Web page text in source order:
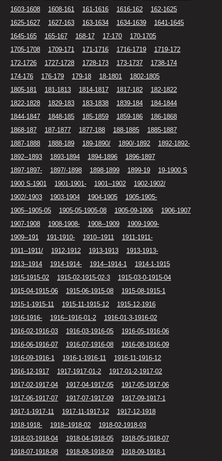
1603-1608
1608-161 161-1616 1616-162
162-1625
1625-1627
1627-163 163-1634 1634-1639
1641-1645
1645-165
165-167 168-17 17-170
170-1705
1705-1708
1709-171 171-1716 1716-1719
1719-172
172-1726
1727-1728 1728-173 173-1737
1738-174
174-176
176-179 179-18 18-1801
1802-1805
1805-181
181-1813 1814-1817 1817-182
182-1822
1822-1828
1829-183 183-1838 1839-184
184-1844
1844-1847
1848-185 185-1859 1859-186
186-1868
1868-187
187-1877 1877-188 188-1885
1885-1887
1887-1888
1888-189 189-1890/ 1890/-1892
1892-1892-
1892--1893
1893-1894 1894-1896
1896-1897
1897-1897-
1897/-1898 1898-1899 1899-19
19-1900 S
1900 S-1901
1901-1901- 1901--1902
1902-1902/
1902/-1903
1903-1904 1904-1905
1905-1905-
1905--1905-05
1905-05-1905-08 1905-09-1906
1906-1907
1907-1908
1908-1908- 1908--1909
1909-1909-
1909--191
191-1910- 1910--1911
1911-1911-
1911--1911/
1912-1912 1913-1913
1913-1913-
1913--1914
1914-1914- 1914--1914-1
1914-1-1915
1915-1915-02
1915-02-1915-02-3
1915-03-0-1915-04
1915-04-1915-06
1915-06-1915-08
1915-08-1915-1
1915-1-1915-11
1915-11-1915-12
1915-12-1916
1916-1916-
1916--1916-01-2
1916-01-3-1916-02
1916-02-1916-03
1916-03-1916-05
1916-05-1916-06
1916-06-1916-07
1916-07-1916-08
1916-08-1916-09
1916-09-1916-1
1916-1-1916-11
1916-11-1916-12
1916-12-1917
1917-1917-01-2
1917-01-2-1917-02
1917-02-1917-04
1917-04-1917-05
1917-05-1917-06
1917-06-1917-07
1917-07-1917-09
1917-09-1917-1
1917-1-1917-11
1917-11-1917-12
1917-12-1918
1918-1918-
1918--1918-02
1918-02-1918-03
1918-03-1918-04
1918-04-1918-05
1918-05-1918-07
1918-07-1918-08
1918-08-1918-09
1918-09-1918-1